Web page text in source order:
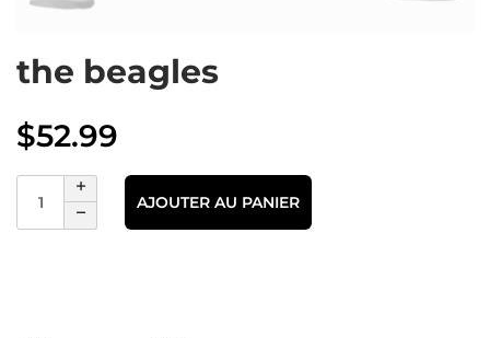
the beagles
$52.99
AJOUTER AU PANIER